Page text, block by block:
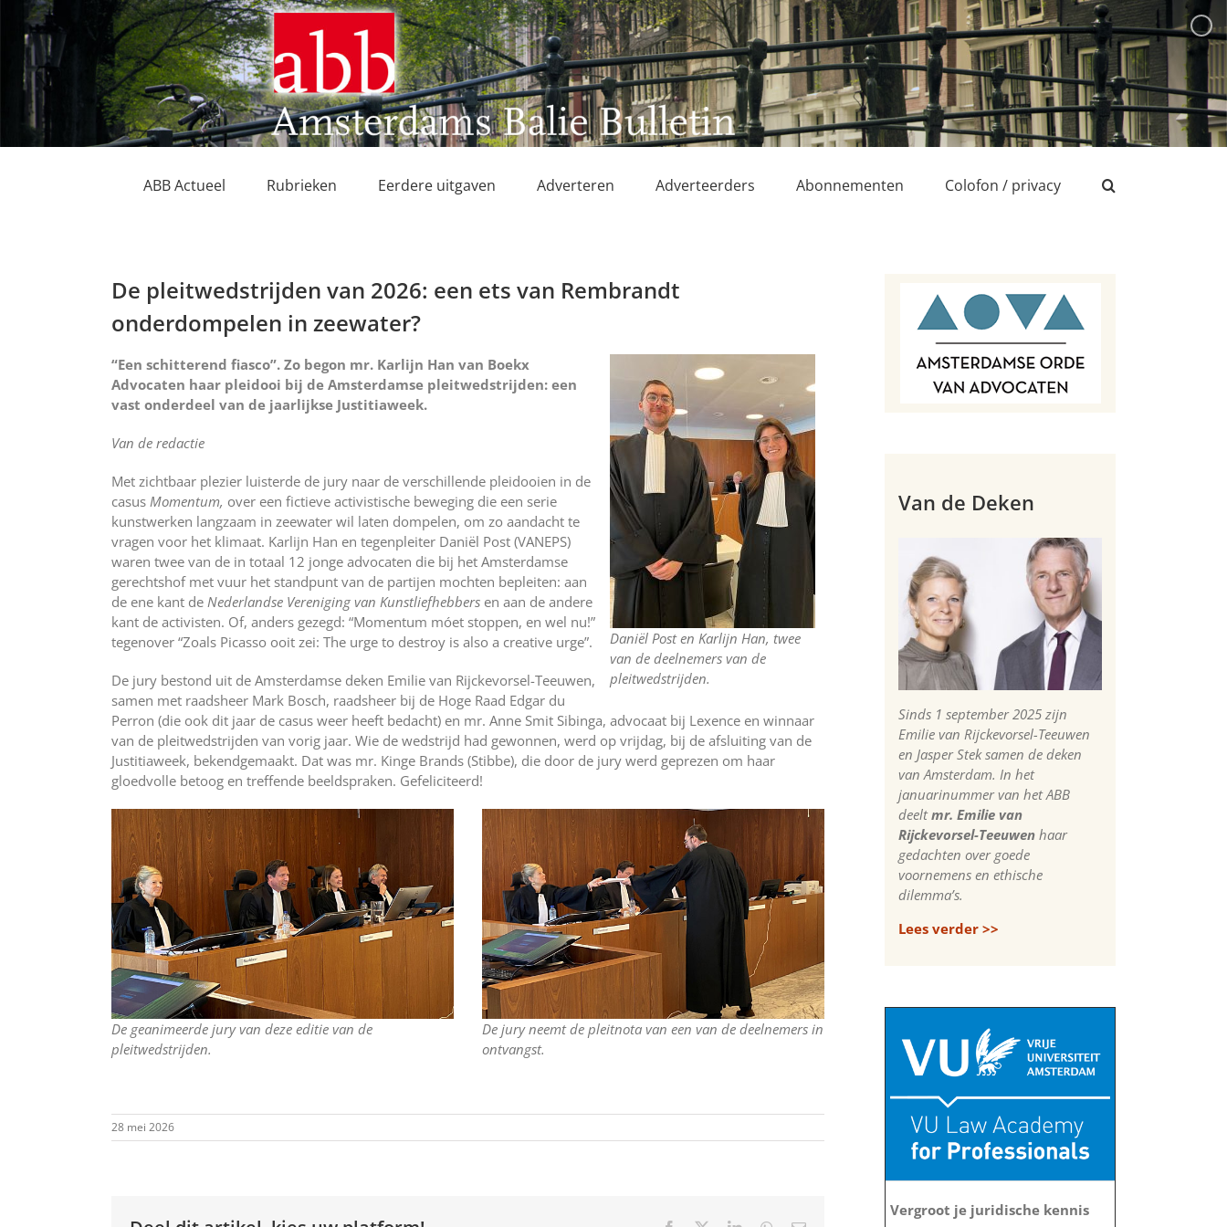
naar
inhoud
ABB Actueel Rubrieken Eerdere uitgaven Adverteren Adverteerders Abonnementen Colofon / privacy
De pleitwedstrijden van 2026: een ets van Rembrandt
onderdompelen in zeewater?
Daniël Post en Karlijn Han, twee
van de deelnemers van de
pleitwedstrijden.
“Een schitterend fiasco”. Zo begon mr. Karlijn Han van Boekx
Advocaten haar pleidooi bij de Amsterdamse pleitwedstrijden: een
vast onderdeel van de jaarlijkse Justitiaweek.
Van de redactie
Met zichtbaar plezier luisterde de jury naar de verschillende pleidooien in de
casus Momentum, over een fictieve activistische beweging die een serie
kunstwerken langzaam in zeewater wil laten dompelen, om zo aandacht te
vragen voor het klimaat. Karlijn Han en tegenpleiter Daniël Post (VANEPS)
waren twee van de in totaal 12 jonge advocaten die bij het Amsterdamse
gerechtshof met vuur het standpunt van de partijen mochten bepleiten: aan
de ene kant de Nederlandse Vereniging van Kunstliefhebbersen aan de andere
kant de activisten. Of, anders gezegd: “Momentum móet stoppen, en wel nu!”
tegenover “Zoals Picasso ooit zei: The urge to destroy is also a creative urge”.
De jury bestond uit de Amsterdamse deken Emilie van Rijckevorsel-Teeuwen,
samen met raadsheer Mark Bosch, raadsheer bij de Hoge Raad Edgar du
Perron (die ook dit jaar de casus weer heeft bedacht) en mr. Anne Smit Sibinga, advocaat bij Lexence en winnaar
van de pleitwedstrijden van vorig jaar. Wie de wedstrijd had gewonnen, werd op vrijdag, bij de afsluiting van de
Justitiaweek, bekendgemaakt. Dat was mr. Kinge Brands (Stibbe), die door de jury werd geprezen om haar
gloedvolle betoog en treffende beeldspraken. Gefeliciteerd!
De geanimeerde jury van deze editie van de
pleitwedstrijden.
De jury neemt de pleitnota van een van de deelnemers in
ontvangst.
28 mei 2026
Van de Deken
Sinds 1 september 2025 zijn
Emilie van Rijckevorsel-Teeuwen
en Jasper Stek samen de deken
van Amsterdam. In het
januarinummer van het ABB
deeltmr. Emilie van
Rijckevorsel-Teeuwen haar
gedachten over goede
voornemens en ethische
dilemma’s.
Lees verder >>
Vergroot je juridische kennis